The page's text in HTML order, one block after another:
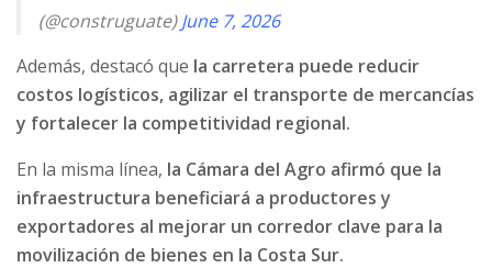
(@construguate)June 7, 2026
Además, destacó que la carretera puede reducir
costos logísticos, agilizar el transporte de mercancías
y fortalecer la competitividad regional.
En la misma línea, la Cámara del Agro afirmó que la
infraestructura beneficiará a productores y
exportadores al mejorar un corredor clave para la
movilización de bienes en la Costa Sur.